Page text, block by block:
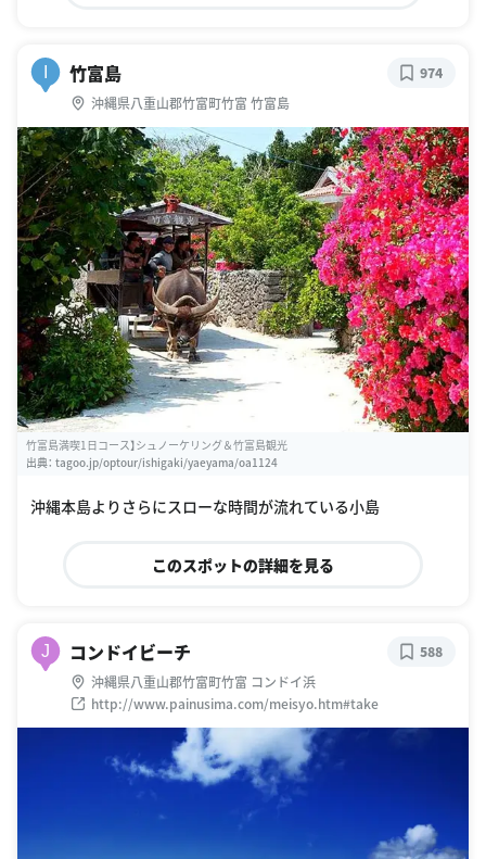
竹富島
沖縄県八重山郡竹富町竹富 竹富島
974
竹富島満喫1日コース】シュノーケリング＆竹富島観光
出典： tagoo.jp/optour/ishigaki/yaeyama/oa1124
沖縄本島よりさらにスローな時間が流れている小島
このスポットの詳細を見る
J コンドイビーチ
沖縄県八重山郡竹富町竹富 コンドイ浜
http://www.painusima.com/meisyo.htm#take
588